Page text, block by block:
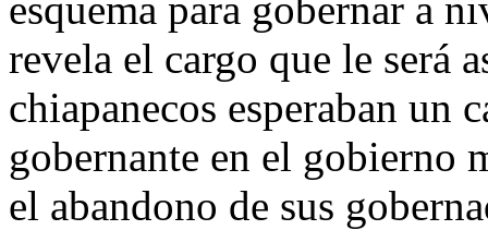
revela el cargo que le será
chiapanecos esperaban un
gobernante en el gobierno
el abandono de sus